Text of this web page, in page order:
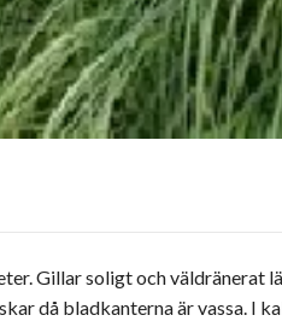
Gillar soligt och väldränerat
då bladkanterna är vassa. I